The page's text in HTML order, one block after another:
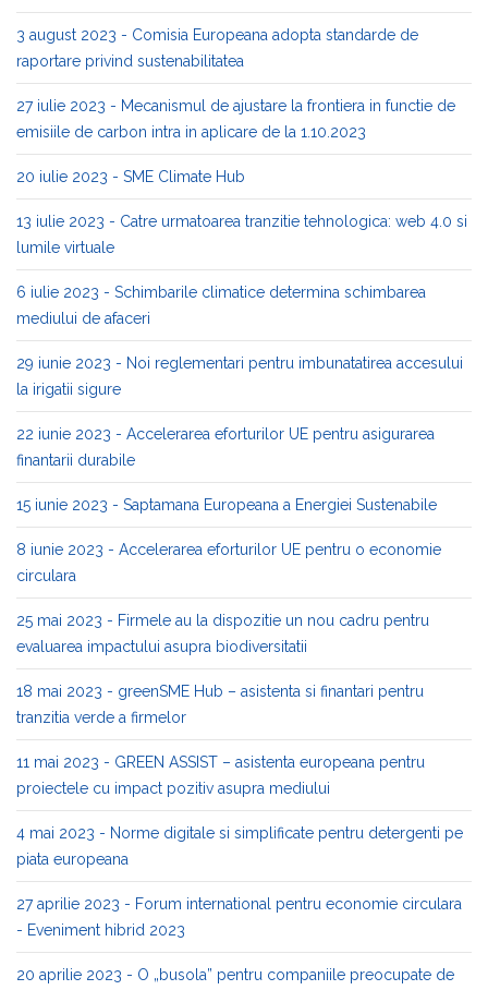
3 august 2023 - Comisia Europeana adopta standarde de
raportare privind sustenabilitatea
27 iulie 2023 - Mecanismul de ajustare la frontiera in functie de
emisiile de carbon intra in aplicare de la 1.10.2023
20 iulie 2023 - SME Climate Hub
13 iulie 2023 - Catre urmatoarea tranzitie tehnologica: web 4.0 si
lumile virtuale
6 iulie 2023 - Schimbarile climatice determina schimbarea
mediului de afaceri
29 iunie 2023 - Noi reglementari pentru imbunatatirea accesului
la irigatii sigure
22 iunie 2023 - Accelerarea eforturilor UE pentru asigurarea
finantarii durabile
15 iunie 2023 - Saptamana Europeana a Energiei Sustenabile
8 iunie 2023 - Accelerarea eforturilor UE pentru o economie
circulara
25 mai 2023 - Firmele au la dispozitie un nou cadru pentru
evaluarea impactului asupra biodiversitatii
18 mai 2023 - greenSME Hub – asistenta si finantari pentru
tranzitia verde a firmelor
11 mai 2023 - GREEN ASSIST – asistenta europeana pentru
proiectele cu impact pozitiv asupra mediului
4 mai 2023 - Norme digitale si simplificate pentru detergenti pe
piata europeana
27 aprilie 2023 - Forum international pentru economie circulara
- Eveniment hibrid 2023
20 aprilie 2023 - O „busola” pentru companiile preocupate de